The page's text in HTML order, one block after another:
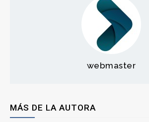
webmaster
MÁS DE LA AUTORA